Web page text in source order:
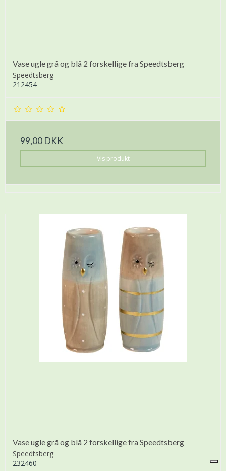
Vase ugle grå og blå 2 forskellige fra Speedtsberg
Speedtsberg
212454
99,00 DKK
Vis produkt
Vase ugle grå og blå 2 forskellige fra Speedtsberg
Speedtsberg
232460